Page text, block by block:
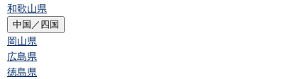
和歌山県
中国／四国
岡山県
広島県
徳島県